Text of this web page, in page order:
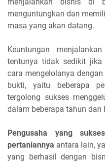
menguntungkan dan
masa yang akan datang.
Keuntungan
tentunya tidak sedikit jika
cara mengelolanya
bukti, yaitu beberapa
tergolong sukses
dalam beberapa tahun
Pengusaha yang
pertaniannya antara lain,
yang berhasil dengan